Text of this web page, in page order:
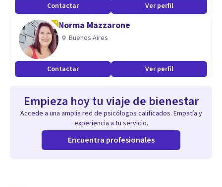
Contactar Ver perfil
Norma Mazzarone
Buenos Aires
Contactar Ver perfil
Empieza hoy tu viaje de bienestar
Accede a una amplia red de psicólogos calificados. Empatía y
experiencia a tu servicio.
Encuentra profesionales